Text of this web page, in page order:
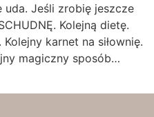
uda. Jeśli zrobię jeszcze
Kolejną dietę.
karnet na siłownię.
magiczny sposób…